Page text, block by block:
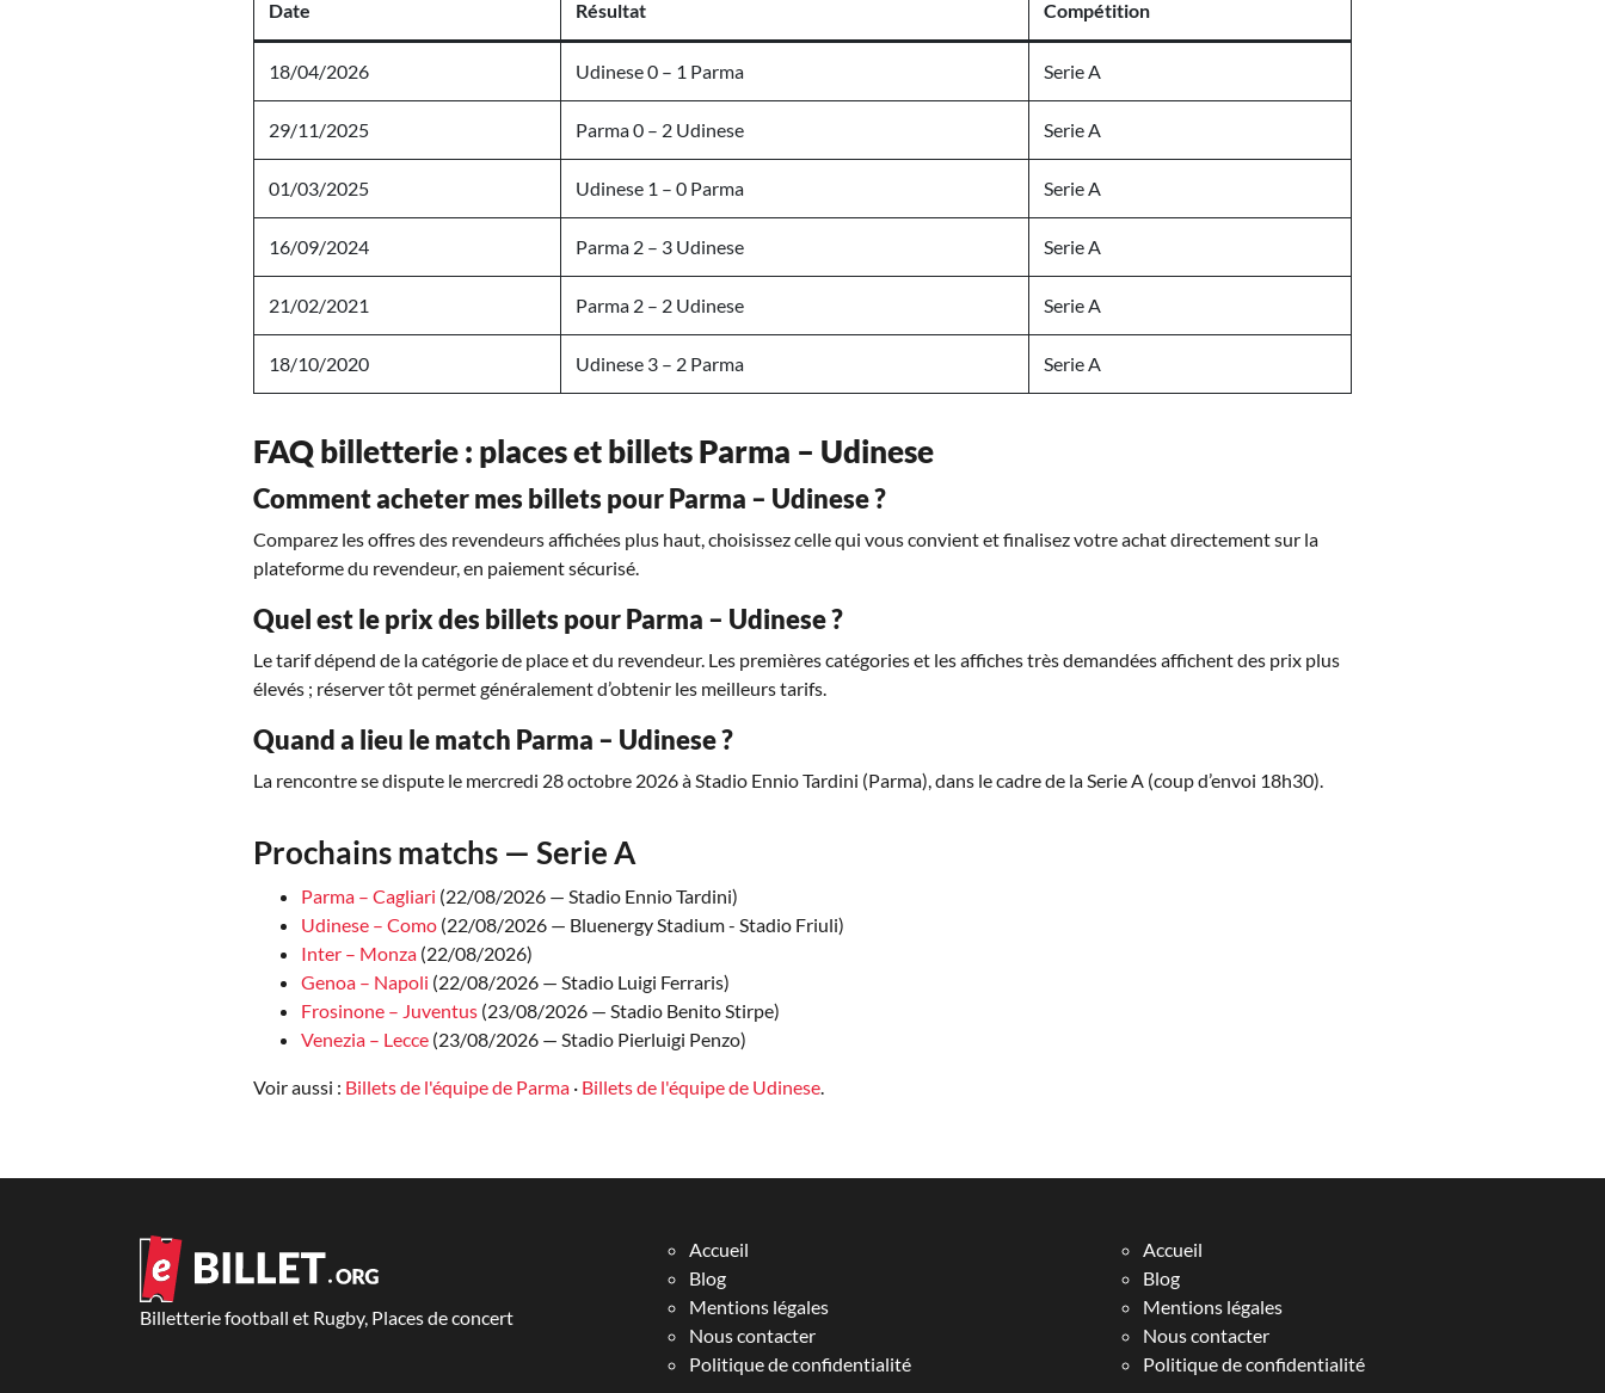
Date Résultat Compétition
18/04/2026 Udinese 0 – 1 Parma Serie A
29/11/2025 Parma 0 – 2 Udinese Serie A
01/03/2025 Udinese 1 – 0 Parma Serie A
16/09/2024 Parma 2 – 3 Udinese Serie A
21/02/2021 Parma 2 – 2 Udinese Serie A
18/10/2020 Udinese 3 – 2 Parma Serie A
FAQ billetterie : places et billets Parma – Udinese
Comment acheter mes billets pour Parma – Udinese ?
Comparez les offres des revendeurs affichées plus haut, choisissez celle qui vous convient et finalisez votre achat directement sur la
plateforme du revendeur, en paiement sécurisé.
Quel est le prix des billets pour Parma – Udinese ?
Le tarif dépend de la catégorie de place et du revendeur. Les premières catégories et les affiches très demandées affichent des prix plus
élevés ; réserver tôt permet généralement d’obtenir les meilleurs tarifs.
Quand a lieu le match Parma – Udinese ?
La rencontre se dispute le mercredi 28 octobre 2026 à Stadio Ennio Tardini (Parma), dans le cadre de la Serie A (coup d’envoi 18h30).
Prochains matchs — Serie A
Parma – Cagliari (22/08/2026 — Stadio Ennio Tardini)
Udinese – Como (22/08/2026 — Bluenergy Stadium - Stadio Friuli)
Inter – Monza (22/08/2026)
Genoa – Napoli (22/08/2026 — Stadio Luigi Ferraris)
Frosinone – Juventus (23/08/2026 — Stadio Benito Stirpe)
Venezia – Lecce (23/08/2026 — Stadio Pierluigi Penzo)
Voir aussi : Billets de l'équipe de Parma · Billets de l'équipe de Udinese.
Billetterie football et Rugby, Places de concert
Accueil
Blog
Mentions légales
Nous contacter
Politique de confidentialité
Accueil
Blog
Mentions légales
Nous contacter
Politique de confidentialité